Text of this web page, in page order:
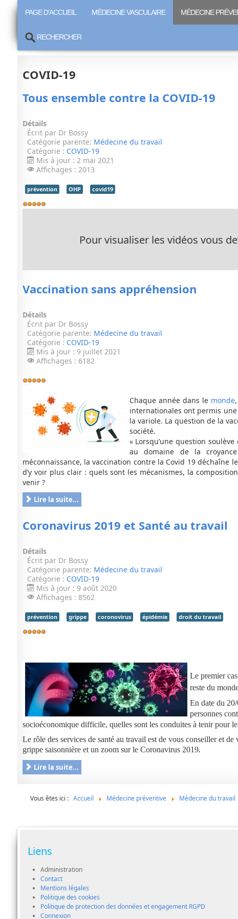
PAGE D'ACCUEIL MÉDECINE VASCULAIRE MÉDECINE
RECHERCHER
COVID-19
Tous ensemble contre la COVID-19
Détails
Écrit par Dr Bossy
Catégorie parente: Médecine du travail
Catégorie : COVID-19
Mis à jour : 2 mai 2021
Affichages : 2013
prévention OHP covid19
Vote
Pour visualiser les vidéos vous
Vaccination sans appréhension
Détails
Écrit par Dr Bossy
Catégorie parente: Médecine du travail
Catégorie : COVID-19
Mis à jour : 9 juillet 2021
Affichages : 6182
Vote
Chaque année dans le monde
internationales ont permis une
la variole. La question de la
société.
« Lorsqu’une question
au domaine de la
méconnaissance, la vaccination contre la Covid 19 déchaîne
d’y voir plus clair : quels sont les mécanismes, la
venir ?
Lire la suite...
Coronavirus 2019 et Santé au travail
Détails
Écrit par Dr Bossy
Catégorie parente: Médecine du travail
Catégorie : COVID-19
Mis à jour : 9 août 2020
Affichages : 8562
prévention grippe coronovirus épidémie droit du travail
Vote
Le premier
reste du
En date du
personnes
socioéconomique difficile, quelles sont les conduites à tenir pour
Le rôle des services de santé au travail est de vous conseiller et
grippe saisonnière et un zoom sur le Coronavirus 2019.
Lire la suite...
Vous êtes ici : Accueil Médecine préventive Médecine du travail
Liens
Administration
Contact
Mentions légales
Politique des cookies
Politique de protection des données et engagement RGPD
Connexion